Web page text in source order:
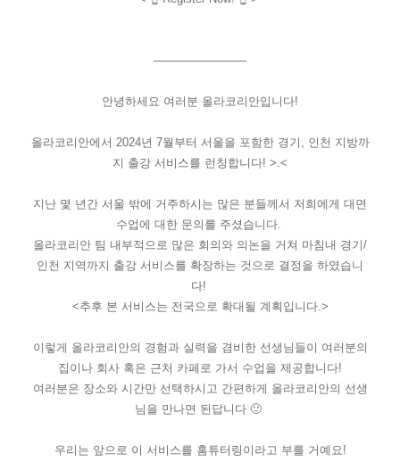
————————
안녕하세요 여러분 올라코리안입니다!
올라코리안에서 2024년 7월부터 서울을 포함한 경기, 인천 지방까
지 출강 서비스를 런칭합니다! >.<
지난 몇 년간 서울 밖에 거주하시는 많은 분들께서 저희에게 대면
수업에 대한 문의를 주셨습니다.
올라코리안 팀 내부적으로 많은 회의와 의논을 거쳐 마침내 경기/
인천 지역까지 출강 서비스를 확장하는 것으로 결정을 하였습니
다!
<추후 본 서비스는 전국으로 확대될 계획입니다.>
이렇게 올라코리안의 경험과 실력을 겸비한 선생님들이 여러분의
집이나 회사 혹은 근처 카페로 가서 수업을 제공합니다!
여러분은 장소와 시간만 선택하시고 간편하게 올라코리안의 선생
님을 만나면 된답니다 🙂
우리는 앞으로 이 서비스를 홈튜터링이라고 부를 거예요!